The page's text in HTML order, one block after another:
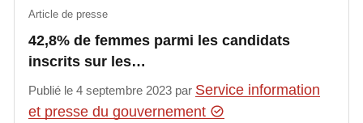
42,8% de femmes parmi les candidats
inscrits sur les…
Article de presse
Publié le 4 septembre 2023 par Service information
et presse du gouvernement